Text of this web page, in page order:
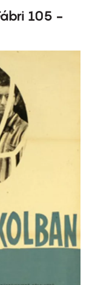
105 -